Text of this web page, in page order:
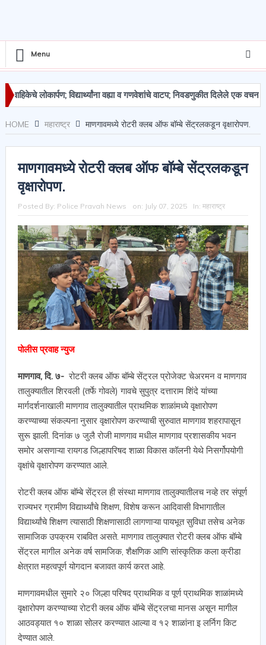
Menu
लोकार्पण; विद्यार्थ्यांना वह्या व गणवेशांचे वाटप; निवडणुकीत दिलेले एक वचन पूर्ण
HOME महाराष्ट्र माणगावमध्ये रोटरी क्लब ऑफ बॉम्बे सेंट्रलकडून वृक्षारोपण.
माणगावमध्ये रोटरी क्लब ऑफ बॉम्बे सेंट्रलकडून
वृक्षारोपण.
Posted By: Police Pravah News on: July 07, 2025 In: महाराष्ट्र
पोलीस प्रवाह न्युज
माणगाव, दि. ७- रोटरी क्लब ऑफ बॉम्बे सेंट्रल प्रोजेक्ट चेअरमन व माणगाव
तालुक्यातील शिरवली (तर्फे गोवले) गावचे सुपुत्र दत्ताराम शिंदे यांच्या
मार्गदर्शनाखाली माणगाव तालुक्यातील प्राथमिक शाळांमध्ये वृक्षारोपण
करण्याच्या संकल्पना नुसार वृक्षारोपण करण्याची सुरुवात माणगाव शहरापासून
सुरू झाली. दिनांक ७ जुलै रोजी माणगाव मधील माणगाव प्रशासकीय भवन
समोर असणाऱ्या रायगड जिल्हापरिषद शाळा विकास कॉलनी येथे निसर्गोपयोगी
वृक्षांचे वृक्षारोपण करण्यात आले.
रोटरी क्लब ऑफ बॉम्बे सेंट्रल ही संस्था माणगाव तालुक्यातीलच नव्हे तर संपूर्ण
राज्यभर ग्रामीण विद्यार्थ्यांचे शिक्षण, विशेष करून आदिवासी विभागातील
विद्यार्थ्यांचे शिक्षण त्यासाठी शिक्षणासाठी लागणाऱ्या पायभूत सुविधा तसेच अनेक
सामाजिक उपक्रम राबवित असते. माणगाव तालुक्यात रोटरी क्लब ऑफ बॉम्बे
सेंट्रल मागील अनेक वर्ष सामजिक, शैक्षणिक आणि सांस्कृतिक कला क्रीडा
क्षेत्रात महत्वपूर्ण योगदान बजावत कार्य करत आहे.
माणगावमधील सुमारे २० जिल्हा परिषद प्राथमिक व पूर्ण प्राथमिक शाळांमध्ये
वृक्षारोपण करण्याच्या रोटरी क्लब ऑफ बॉम्बे सेंट्रलचा मानस असून मागील
आठवड्यात १० शाळा सोलर करण्यात आल्या व १२ शाळांना इ लर्निग किट
देण्यात आले.